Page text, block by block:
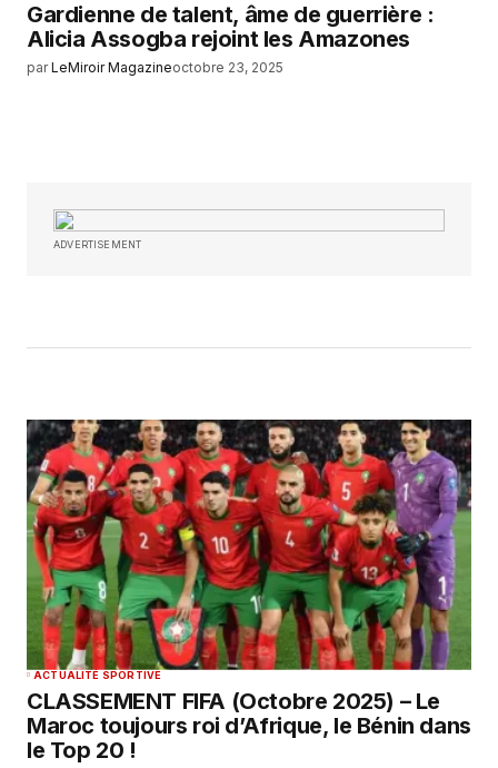
Gardienne de talent, âme de guerrière :
Alicia Assogba rejoint les Amazones
par LeMiroir Magazineoctobre 23, 2025
ADVERTISEMENT
ACTUALITÉ SPORTIVE
CLASSEMENT FIFA (Octobre 2025) – Le
Maroc toujours roi d’Afrique, le Bénin dans
le Top 20 !